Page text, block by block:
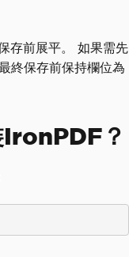
存前展平。 如果需先
終保存前保持欄位為
？